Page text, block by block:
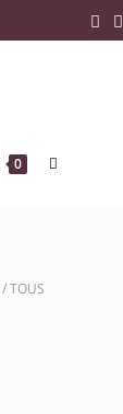
0
TOUS